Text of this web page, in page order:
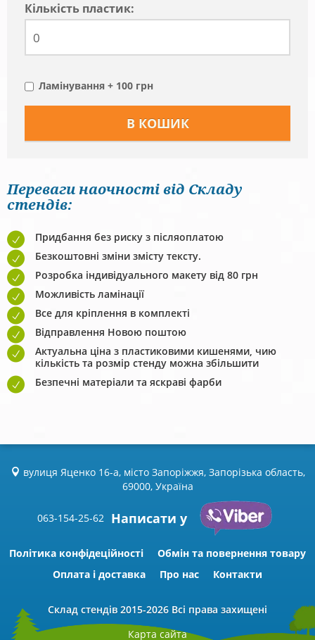
Кiлькiсть пластик:
Ламінування + 100 грн
Переваги наочності від Складу
стендів:
Придбання без риску з післяоплатою
Безкоштовні зміни змісту тексту.
Розробка індивідуального макету від 80 грн
Можливість ламінації
Все для кріплення в комплекті
Відправлення Новою поштою
Актуальна ціна з пластиковими кишенями, чию
кількість та розмір стенду можна збільшити
Безпечні матеріали та яскраві фарби
вулиця Яценко 16-а, місто Запоріжжя, Запорізька область,
69000, Україна
063-154-25-62 Написати у
Політика конфідеційності
Обмін та повернення товару
Оплата і доставка
Про нас Контакти
Склад стендів 2015-2026 Всі права захищені
Карта сайта